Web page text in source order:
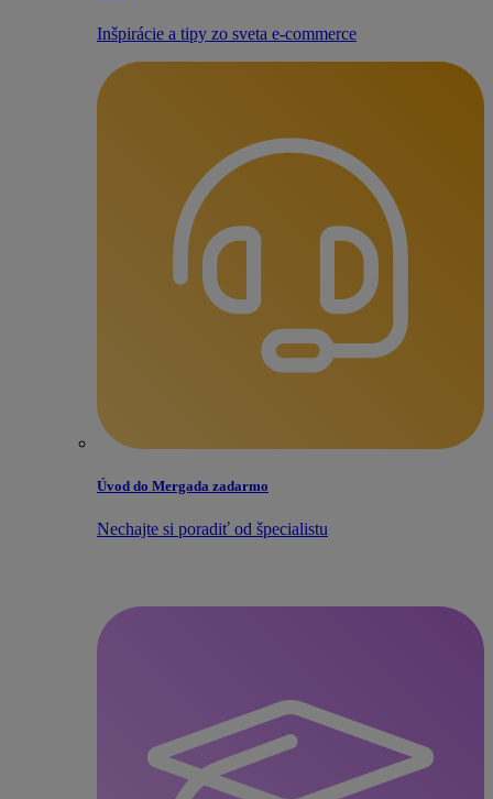
Inšpirácie a tipy zo sveta e‑commerce
Úvod do Mergada zadarmo
Nechajte si poradiť od špecialistu